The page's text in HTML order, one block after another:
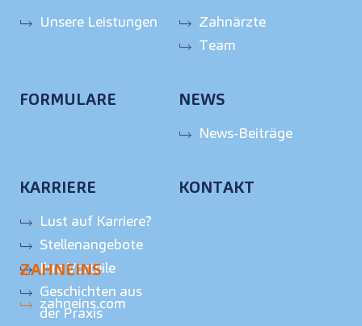
Unsere Leistungen
Zahnärzte
Team
FORMULARE NEWS
News-Beiträge
KARRIERE
Lust auf Karriere?
Stellenangebote
Ihre Vorteile
Geschichten aus
der Praxis
KONTAKT
ZAHNEINS
zahneins.com